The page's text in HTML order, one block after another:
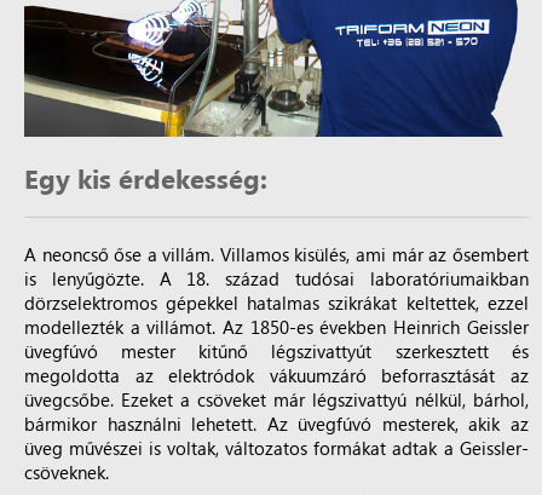
Egy kis érdekesség:
A neoncső őse a villám. Villamos kisülés, ami már az ősembert
is lenyűgözte. A 18. század tudósai laboratóriumaikban
dörzselektromos gépekkel hatalmas szikrákat keltettek, ezzel
modellezték a villámot. Az 1850-es években Heinrich Geissler
üvegfúvó mester kitűnő légszivattyút szerkesztett és
megoldotta az elektródok vákuumzáró beforrasztását az
üvegcsőbe. Ezeket a csöveket már légszivattyú nélkül, bárhol,
bármikor használni lehetett. Az üvegfúvó mesterek, akik az
üveg művészei is voltak, változatos formákat adtak a Geissler-
csöveknek.